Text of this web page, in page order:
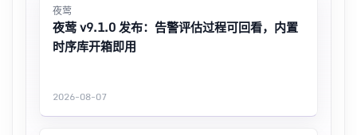
夜莺
夜莺 v9.1.0 发布：告警评估过程可回看，内置
时序库开箱即用
2026-08-07